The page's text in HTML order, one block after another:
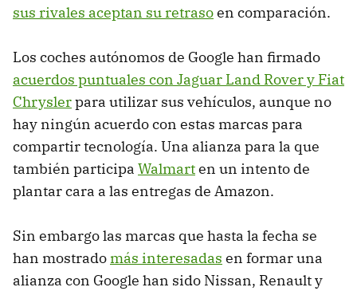
sus rivales aceptan su retrasoen comparación.
Los coches autónomos de Google han firmado
acuerdos puntuales con Jaguar Land Rover y Fiat
Chryslerpara utilizar sus vehículos, aunque no
hay ningún acuerdo con estas marcas para
compartir tecnología. Una alianza para la que
también participa Walmarten un intento de
plantar cara a las entregas de Amazon.
Sin embargo las marcas que hasta la fecha se
han mostradomás interesadas en formar una
alianza con Google han sido Nissan, Renault y